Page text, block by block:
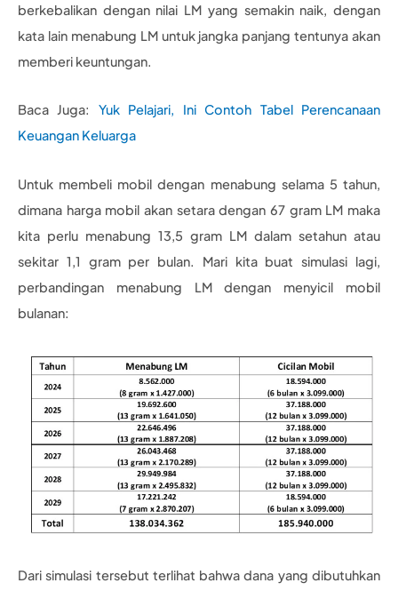
berkebalikan dengan nilai LM yang semakin naik, dengan
kata lain menabung LM untuk jangka panjang tentunya akan
memberi keuntungan.
Baca Juga: Yuk Pelajari, Ini Contoh Tabel Perencanaan
Keuangan Keluarga
Untuk membeli mobil dengan menabung selama 5 tahun,
dimana harga mobil akan setara dengan 67 gram LM maka
kita perlu menabung 13,5 gram LM dalam setahun atau
sekitar 1,1 gram per bulan. Mari kita buat simulasi lagi,
perbandingan menabung LM dengan menyicil mobil
bulanan:
Dari simulasi tersebut terlihat bahwa dana yang dibutuhkan